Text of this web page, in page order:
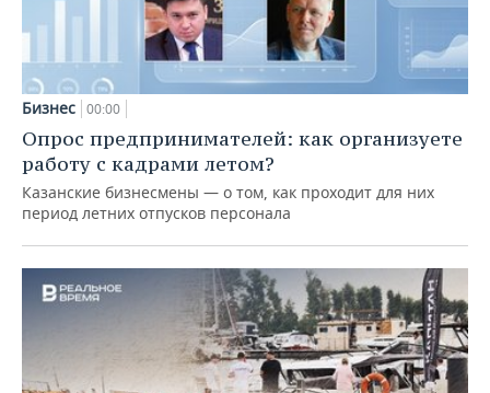
Бизнес 00:00
Опрос предпринимателей: как организуете
работу с кадрами летом?
Казанские бизнесмены — о том, как проходит для них
период летних отпусков персонала